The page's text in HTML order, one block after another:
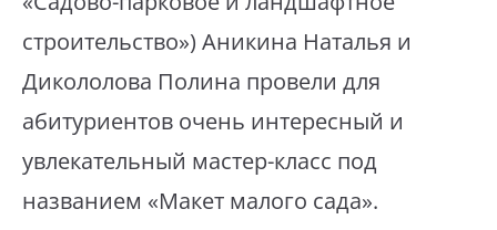
строительство») Аникина Наталья и
Дикололова Полина провели для
абитуриентов очень интересный и
увлекательный мастер-класс под
названием «Макет малого сада».